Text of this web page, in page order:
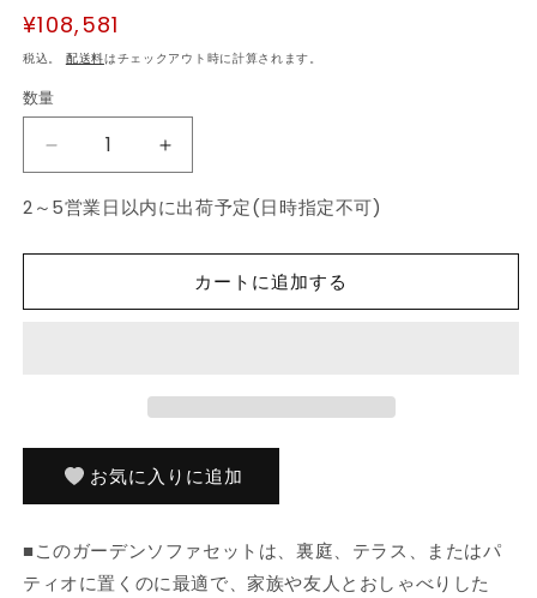
通
常
格
¥108,581
税込。 配送料はチェックアウト時に計算されます。
数
数量
vidaXL
ー
ッ
ッ
シ
vidaXL
ー
ッ
ッ
シ
2～5営業日以内に出荷予定(日時指定不可)
カートに追加する
お気に入りに追加
■このガーデンソファセットは、裏庭、テラス、またはパ
ティオに置くのに最適で、家族や友人とおしゃべりした